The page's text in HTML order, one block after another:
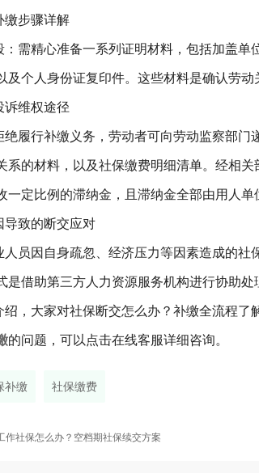
步骤详解
需精心准备一系列证明材料，包括加盖单
及个人身份证复印件。这些材料是确认劳动
维权途径
履行补缴义务，劳动者可向劳动监察部门
系的材料，以及社保缴费明细清单。经相
一定比例的滞纳金，且滞纳金全部由用人单
致的断交应对
因自身疏忽、经济压力等因素造成的社
是借助第三方人力资源服务机构进行协助处
，大家对社保断交怎么办？补缴全流程了
的问题，可以点击在线客服详细咨询。
补缴 社保缴费
作社保怎么办？空档期社保续交方案